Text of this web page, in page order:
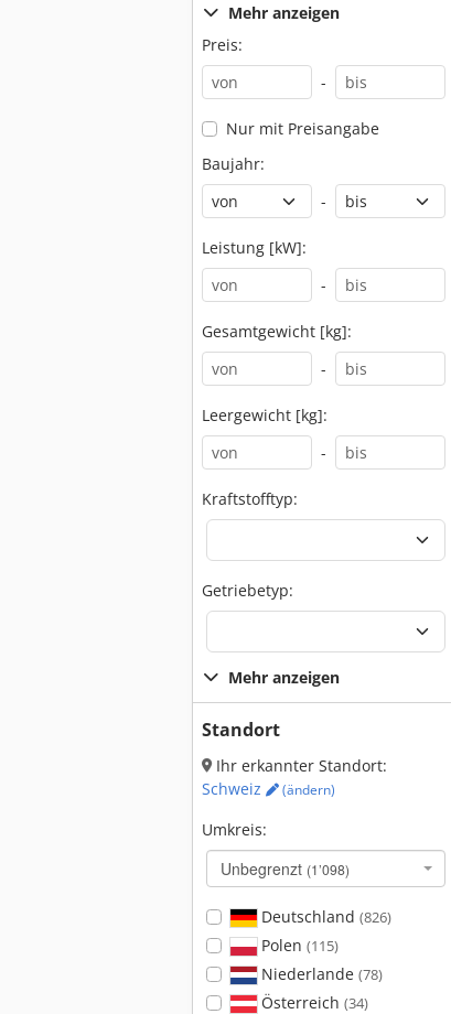
Mehr anzeigen
Preis:
-
Nur mit Preisangabe
Baujahr:
-
Leistung [kW]:
-
Gesamtgewicht [kg]:
-
Leergewicht [kg]:
-
Kraftstofftyp:
Getriebetyp:
Mehr anzeigen
Standort
Ihr erkannter Standort:
Schweiz
(ändern)
Umkreis:
Unbegrenzt (1’098)
Deutschland (826)
Polen (115)
Niederlande (78)
Österreich (34)
Heli